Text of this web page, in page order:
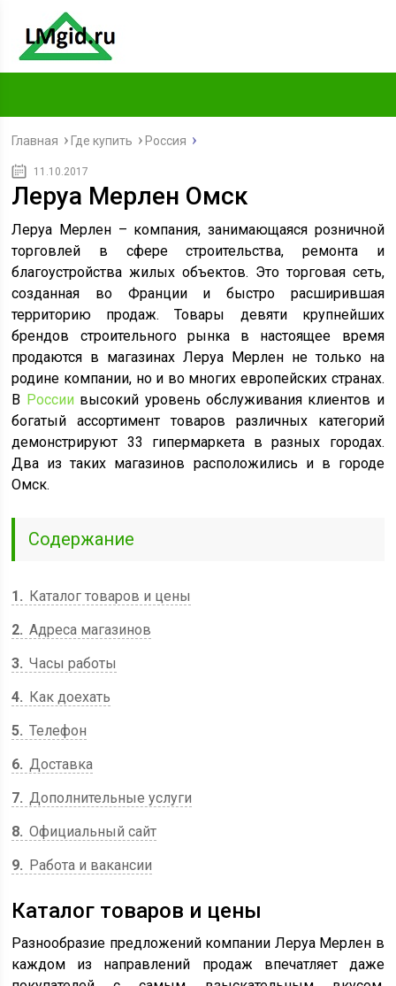
Главная Где купить Россия
11.10.2017
Леруа Мерлен Омск
Леруа Мерлен – компания, занимающаяся розничной
торговлей в сфере строительства, ремонта и
благоустройства жилых объектов. Это торговая сеть,
созданная во Франции и быстро расширившая
территорию продаж. Товары девяти крупнейших
брендов строительного рынка в настоящее время
продаются в магазинах Леруа Мерлен не только на
родине компании, но и во многих европейских странах.
В Россиивысокий уровень обслуживания клиентов и
богатый ассортимент товаров различных категорий
демонстрируют 33 гипермаркета в разных городах.
Два из таких магазинов расположились и в городе
Омск.
Содержание
1
Каталог товаров и цены
2 Адреса магазинов
3 Часы работы
4
Как доехать
5 Телефон
6 Доставка
7 Дополнительные услуги
8 Официальный сайт
9
Работа и вакансии
Каталог товаров и цены
Разнообразие предложений компании Леруа Мерлен в
каждом из направлений продаж впечатляет даже